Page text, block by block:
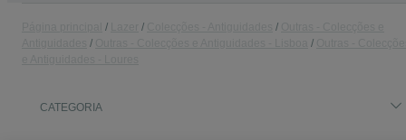
CATEGORIA